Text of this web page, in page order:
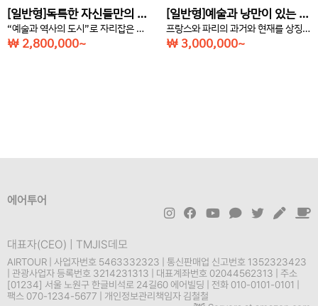
[일반형]독특한 자신들만의 문화를 만들어 왔던 지역 브리타니(4박5일)
“예술과 역사의 도시”로 자리잡은 곳 프랑스 브리타니 여행
￦ 2,800,000~
[일반형]예술과 낭만이 있는 세계 문화의 중심지 파리(6박7일)
프랑스와 파리의 과거와 현재를 상징하는 에펠탑이 있는 프랑스 파리 여행
￦ 3,000,000~
에어투어
대표자(CEO) | TMJIS데모
AIRTOUR | 사업자번호 5463332323 | 통신판매업 신고번호 1352323423
| 관광사업자 등록번호 3214231313 | 대표계좌번호 02044562313 | 주소
[01234] 서울 노원구 한글비석로 24길60 에어빌딩 | 전화 010-0101-0101 |
팩스 070-1234-5677 | 개인정보관리책임자 김철철